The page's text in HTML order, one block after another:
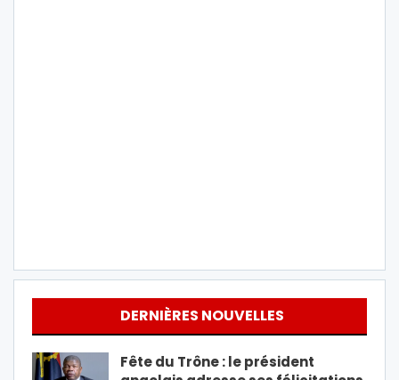
DERNIÈRES NOUVELLES
Fête du Trône : le président